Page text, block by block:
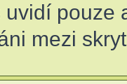
pouze
mezi